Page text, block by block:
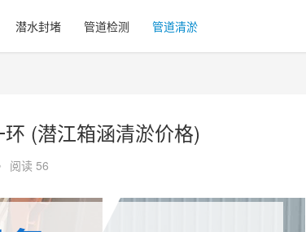
潜水封堵 管道检测 管道清淤
(潜江箱涵清淤价格)
阅读 56